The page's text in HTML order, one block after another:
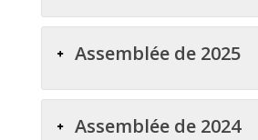
Assemblée de 2025
Assemblée de 2024